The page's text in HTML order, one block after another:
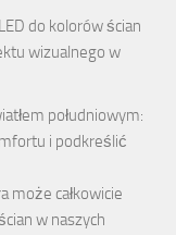
do kolorów ścian
wizualnego w
południowym:
i podkreślić
może całkowicie
w naszych